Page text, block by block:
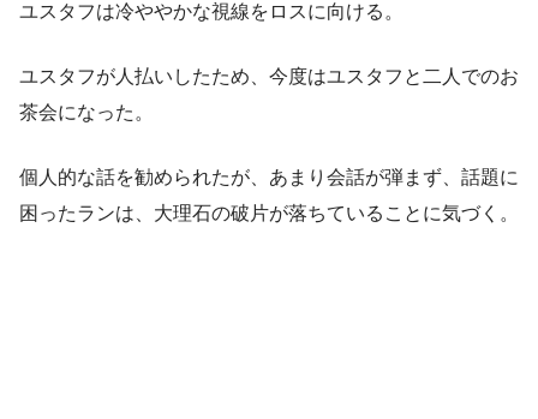
ユスタフは冷ややかな視線をロスに向ける。
ユスタフが人払いしたため、今度はユスタフと二人でのお
茶会になった。
個人的な話を勧められたが、あまり会話が弾まず、話題に
困ったランは、大理石の破片が落ちていることに気づく。